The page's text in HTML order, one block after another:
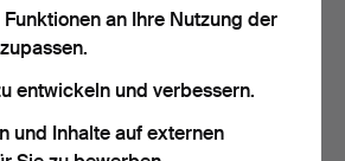
Eine silberne TAZZA,
Thailand/Siam, frühes…
31 Gebote
an Ihre Nutzung der
entwickeln und verbessern.
und Inhalte auf externen